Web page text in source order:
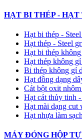
HẠT BI THÉP -
Hạt bi thép -
Hạt thép - Steel
Hạt bi thép
Hạt thép không
Bi thép không gỉ
Hạt đồng dạng
Cát bột oxit
Hạt cát thủy tinh -
Hạt mài dạng cut
Hạt nhựa làm
MÁY ĐÓNG HỘP